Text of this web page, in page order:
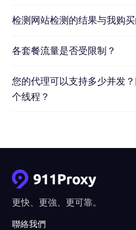
检测网站检测的结果与我购
各套餐流量是否受限制？
您的代理可以支持多少并发
个线程？
更快、更強、更可靠。
聯絡我們